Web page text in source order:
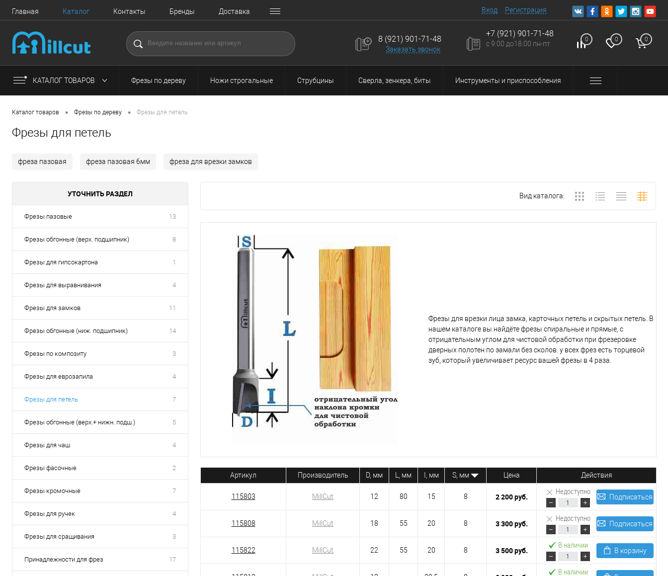
Главная Каталог Контакты Бренды Доставка Вход Регистрация
8 (921) 901-71-48
Заказать звонок
+7 (921) 901-71-48
с 9:00 до18:00 пн-пт
0 0 0
КАТАЛОГ ТОВАРОВ Фрезы по дереву Ножи строгальные Струбцины Сверла, зенкера, биты Инструменты и приспособления
Каталог товаров • Фрезы по дереву • Фрезы для петель
Фрезы для петель
фреза пазовая фреза пазовая 6мм фреза для врезки замков
УТОЧНИТЬ РАЗДЕЛ
Фрезы пазовые 13
Фрезы обгонные (верх. подшипник) 8
Фрезы для гипсокартона 1
Фрезы для выравнивания 4
Фрезы для замков 11
Фрезы обгонные (ниж. подшипник) 14
Фрезы по композиту 3
Фрезы для еврозапила 4
Фрезы для петель 7
Фрезы обгонные (верх.+ нижн. подш.) 5
Фрезы для чаш 4
Фрезы фасочные 2
Фрезы кромочные 7
Фрезы для ручек 4
Фрезы для сращивания 3
Принадлежности для фрез 17
Вид каталога:
Фрезы для врезки лица замка, карточных петель и скрытых петель. В
нашем каталоге вы найдёте фрезы спиральные и прямые, с
отрицательным углом для чистовой обработки при фрезеровке
дверных полотен по эамали без сколов. у всех фрез есть торцевой
зуб, который увеличивает ресурс вашей фрезы в 4 раза.
Артикул Производитель D, мм L, мм I, мм S, мм Цена Действия
115803 MillCut 12 80 15 8 2 200 руб.
Недоступно
Подписаться
115808 MillCut 18 55 20 8 3 300 руб.
Недоступно
Подписаться
115822 MillCut 22 55 20 8 3 500 руб.
В наличии
В корзину
В наличии